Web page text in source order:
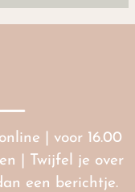
| voor 16.00
| Twijfel je over
een berichtje.